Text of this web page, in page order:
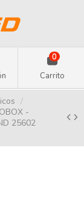
0
Carrito
-
25602